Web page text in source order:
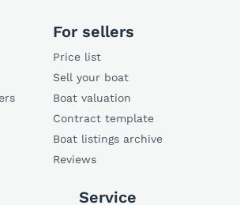
For sellers
Price list
Sell your boat
Boat valuation
Contract template
Boat listings archive
Reviews
Service